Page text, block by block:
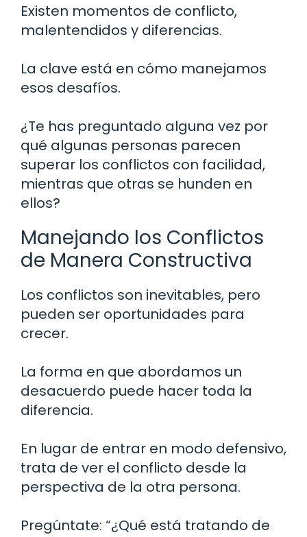
Existen momentos de conflicto,
malentendidos y diferencias.
La clave está en cómo manejamos
esos desafíos.
¿Te has preguntado alguna vez por
qué algunas personas parecen
superar los conflictos con facilidad,
mientras que otras se hunden en
ellos?
Manejando los Conflictos
de Manera Constructiva
Los conflictos son inevitables, pero
pueden ser oportunidades para
crecer.
La forma en que abordamos un
desacuerdo puede hacer toda la
diferencia.
En lugar de entrar en modo defensivo,
trata de ver el conflicto desde la
perspectiva de la otra persona.
Pregúntate: “¿Qué está tratando de